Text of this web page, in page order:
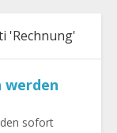
'Rechnung'
werden
sofort